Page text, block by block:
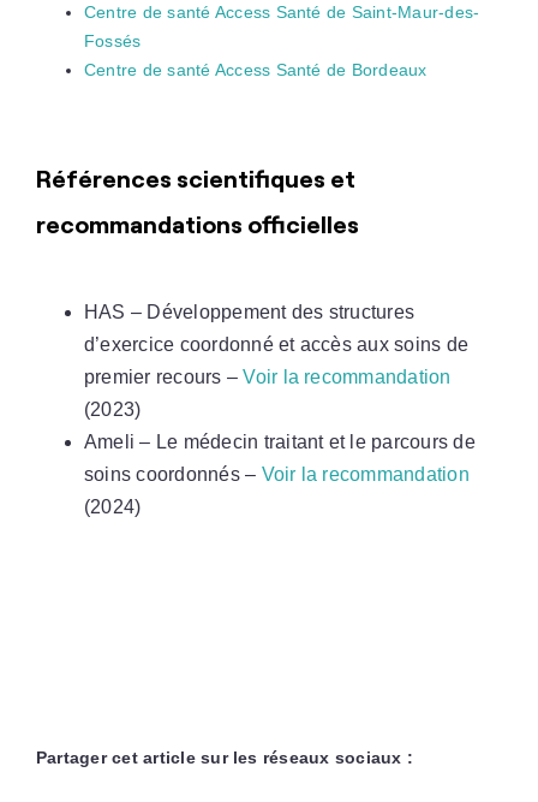
Centre de santé Access Santé de Saint-Maur-des-
Fossés
Centre de santé Access Santé de Bordeaux
Références scientifiques et
recommandations officielles
HAS – Développement des structures
d’exercice coordonné et accès aux soins de
premier recours –Voir la recommandation
(2023)
Ameli – Le médecin traitant et le parcours de
soins coordonnés – Voir la recommandation
(2024)
Partager cet article sur les réseaux sociaux :